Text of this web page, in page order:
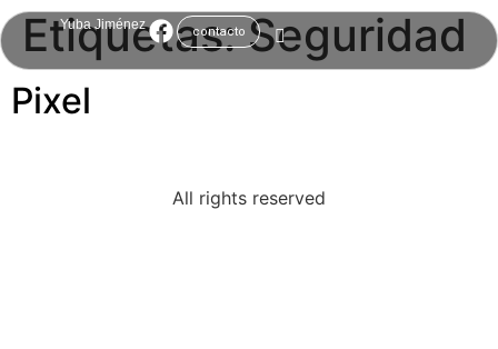
Yuba Jiménez contacto
Etiquetas:Seguridad
Pixel
All rights reserved